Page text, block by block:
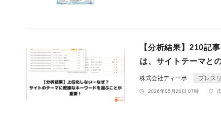
【分析結果】210記
は、サイトテーマと
株式会社ディーボ プレス
2026年05月20日 07時